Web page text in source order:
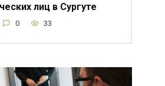
лиц в Сургуте
0 33